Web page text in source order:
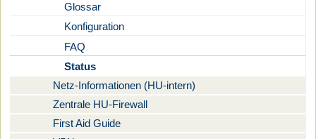
Glossar
Konfiguration
FAQ
Status
Netz-Informationen (HU-intern)
Zentrale HU-Firewall
First Aid Guide